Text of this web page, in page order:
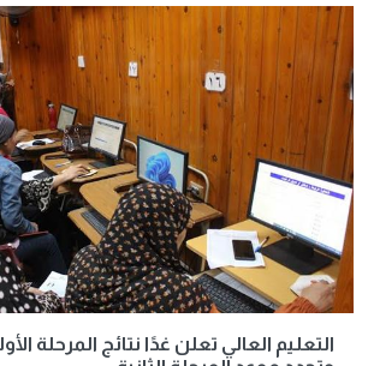
التعليم العالي تعلن غدًا نتائج المرحلة